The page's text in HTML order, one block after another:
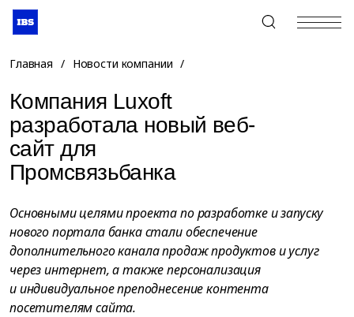
+7 (495) 967-80-80
Главная / Новости компании /
Компания Luxoft
разработала новый веб-
сайт для
Промсвязьбанка
Основными целями проекта по разработке и запуску
нового портала банка стали обеспечение
дополнительного канала продаж продуктов и услуг
через интернет, а также персонализация
и индивидуальное преподнесение контента
посетителям сайта.